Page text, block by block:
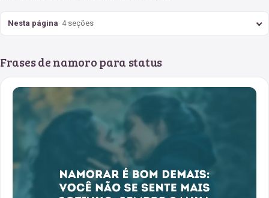
Nesta página· 4 seções
Frases de namoro para status